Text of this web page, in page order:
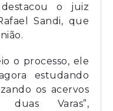
destacou o juiz
Sandi, que
o processo, ele
estudando
os acervos
Varas”,